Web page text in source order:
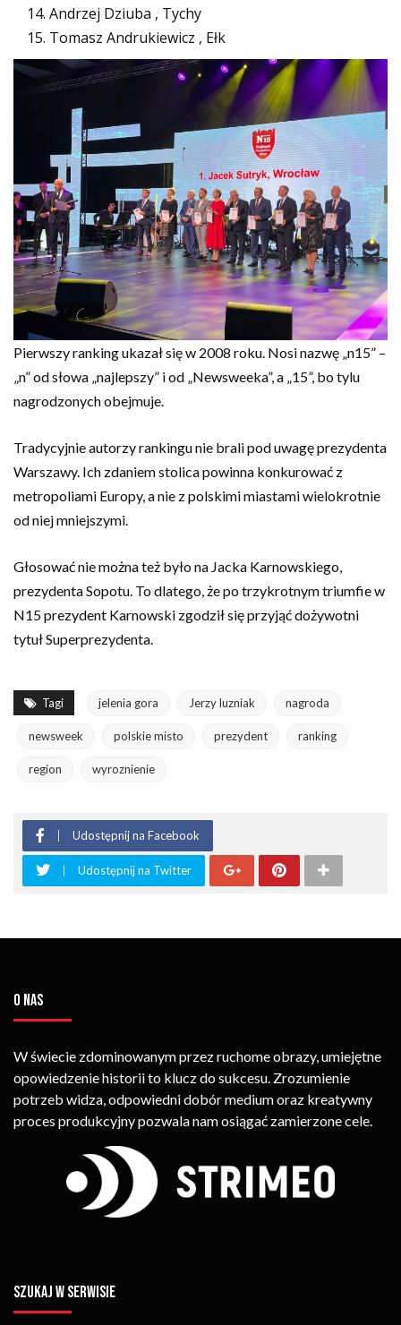
Andrzej Dziuba , Tychy
Tomasz Andrukiewicz , Ełk
Pierwszy ranking ukazał się w 2008 roku. Nosi nazwę „n15” –
„n” od słowa „najlepszy” i od „Newsweeka”, a „15”, bo tylu
nagrodzonych obejmuje.
Tradycyjnie autorzy rankingu nie brali pod uwagę prezydenta
Warszawy. Ich zdaniem stolica powinna konkurować z
metropoliami Europy, a nie z polskimi miastami wielokrotnie
od niej mniejszymi.
Głosować nie można też było na Jacka Karnowskiego,
prezydenta Sopotu. To dlatego, że po trzykrotnym triumfie w
N15 prezydent Karnowski zgodził się przyjąć dożywotni
tytuł Superprezydenta.
Tagi jelenia gora Jerzy luzniak nagroda
newsweek polskie misto prezydent ranking
region wyroznienie
Udostępnij na Facebook
Udostępnij na Twitter
O NAS
W świecie zdominowanym przez ruchome obrazy, umiejętne
opowiedzenie historii to klucz do sukcesu. Zrozumienie
potrzeb widza, odpowiedni dobór medium oraz kreatywny
proces produkcyjny pozwala nam osiągać zamierzone cele.
SZUKAJ W SERWISIE